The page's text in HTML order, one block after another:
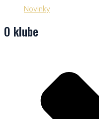
Novinky
O klube